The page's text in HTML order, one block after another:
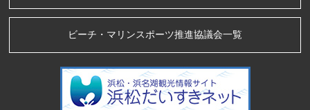
ビーチ・マリンスポーツ推進協議会一覧